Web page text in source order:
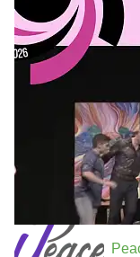
MLEJN. Vstupenky
Přijďte na přátelský
října 2026
https://